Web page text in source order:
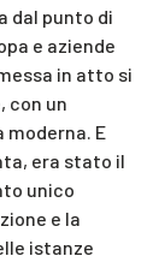
dal punto di
e aziende
in atto si
con un
E
era stato il
unico
e la
istanze